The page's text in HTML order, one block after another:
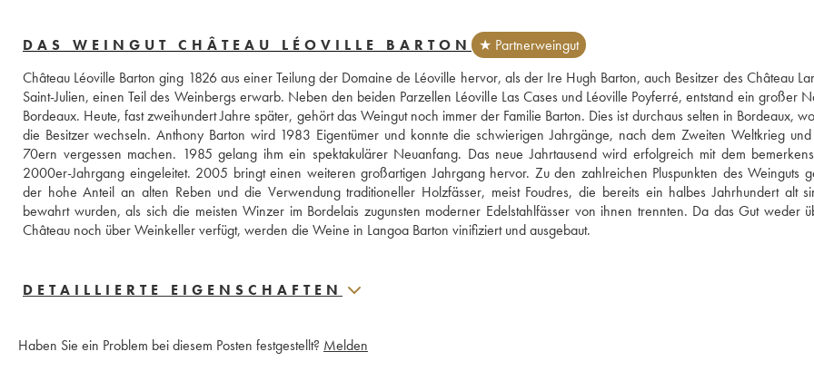
DAS WEINGUT CHÂTEAU LÉOVILLE BARTON
★ Partnerweingut
Château Léoville Barton ging 1826 aus einer Teilung der Domaine de Léoville hervor, als der Ire Hugh Barton, auch Besitzer des Château
Saint-Julien, einen Teil des Weinbergs erwarb. Neben den beiden Parzellen Léoville Las Cases und Léoville Poyferré, entstand ein großer
Bordeaux. Heute, fast zweihundert Jahre später, gehört das Weingut noch immer der Familie Barton. Dies ist durchaus selten in Bordeaux,
die Besitzer wechseln. Anthony Barton wird 1983 Eigentümer und konnte die schwierigen Jahrgänge, nach dem Zweiten Weltkrieg
70ern vergessen machen. 1985 gelang ihm ein spektakulärer Neuanfang. Das neue Jahrtausend wird erfolgreich mit dem
2000er-Jahrgang eingeleitet. 2005 bringt einen weiteren großartigen Jahrgang hervor. Zu den zahlreichen Pluspunkten des Weinguts
der hohe Anteil an alten Reben und die Verwendung traditioneller Holzfässer, meist Foudres, die bereits ein halbes Jahrhundert alt
bewahrt wurden, als sich die meisten Winzer im Bordelais zugunsten moderner Edelstahlfässer von ihnen trennten. Da das Gut weder
Château noch über Weinkeller verfügt, werden die Weine in Langoa Barton vinifiziert und ausgebaut.
DETAILLIERTE EIGENSCHAFTEN
Haben Sie ein Problem bei diesem Posten festgestellt? Melden